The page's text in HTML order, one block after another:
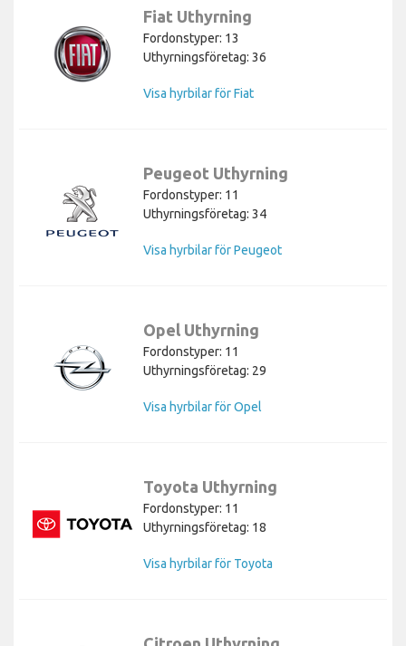
Fiat Uthyrning
Fordonstyper: 13
Uthyrningsföretag: 36
Visa hyrbilar för Fiat
Peugeot Uthyrning
Fordonstyper: 11
Uthyrningsföretag: 34
Visa hyrbilar för Peugeot
Opel Uthyrning
Fordonstyper: 11
Uthyrningsföretag: 29
Visa hyrbilar för Opel
Toyota Uthyrning
Fordonstyper: 11
Uthyrningsföretag: 18
Visa hyrbilar för Toyota